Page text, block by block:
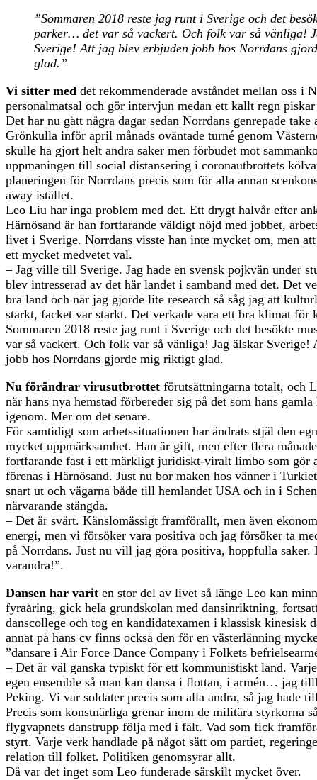
”Sommaren 2018 reste jag runt i Sverige och det
parker… det var så vackert. Och folk var så vänliga!
Sverige! Att jag blev erbjuden jobb hos Norrdans
glad.”
Vi sitter med det rekommenderade avståndet mellan oss i
personalmatsal och gör intervjun medan ett kallt regn
Det har nu gått några dagar sedan Norrdans genrepade take
Grönkulla inför april månads oväntade turné genom
skulle ha gjort helt andra saker men förbudet mot
uppmaningen till social distansering i coronautbrottets
planeringen för Norrdans precis som för alla annan
away istället.
Leo Liu har inga problem med det. Ett drygt halvår efter
Härnösand är han fortfarande väldigt nöjd med jobbet,
livet i Sverige. Norrdans visste han inte mycket om, men
ett mycket medvetet val.
– Jag ville till Sverige. Jag hade en svensk pojkvän under
blev intresserad av det här landet i samband med det. Det
bra land och när jag gjorde lite research så såg jag att
starkt, facket var starkt. Det verkade vara ett bra klimat för
Sommaren 2018 reste jag runt i Sverige och det besökte
var så vackert. Och folk var så vänliga! Jag älskar Sverige!
jobb hos Norrdans gjorde mig riktigt glad.
Nu förändrar virusutbrottet förutsättningarna totalt, och
när hans nya hemstad förbereder sig på det som hans
igenom. Mer om det senare.
För samtidigt som arbetssituationen har ändrats stjäl den
mycket uppmärksamhet. Han är gift, men efter flera
fortfarande fast i ett märkligt juridiskt-viralt limbo som gör
förenas i Härnösand. Just nu bor maken hos vänner i
snart ut och vägarna både till hemlandet USA och in i
närvarande stängda.
– Det är svårt. Känslomässigt framförallt, men även
energi, men vi försöker vara positiva och jag försöker ta
på Norrdans. Just nu vill jag göra positiva, hoppfulla saker.
varandra!”.
Dansen har varit en stor del av livet så länge Leo kan
fyraåring, gick hela grundskolan med dansinriktning,
danscollege och tog en kandidatexamen i klassisk kinesisk
annat på hans cv finns också den för en västerlänning
”dansare i Air Force Dance Company i Folkets
– Det är väl ganska typiskt för ett kommunistiskt land.
egen ensemble så man kan dansa i flottan, i armén… jag
Peking. Vi var soldater precis som alla andra, så jag hade
Precis som konstnärliga grenar inom de militära styrkorna
flygvapnets danstrupp följa med i fält. Vad som fick
styrt. Varje verk handlade på något sätt om partiet,
relation till folket. Politiken genomsyrar allt.
Då var det inget som Leo funderade särskilt mycket över.